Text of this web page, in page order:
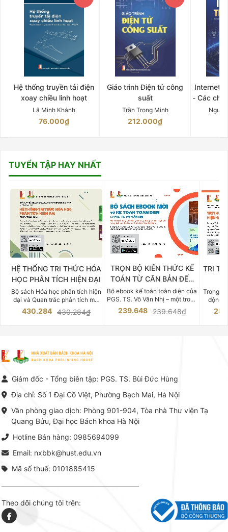
Hệ thống truyền tải điện
xoay chiều linh hoạt
Lã Minh Khánh
76.000₫
Giáo trình Điện tử công
suất
Trần Trọng Minh
212.000₫
Internet
- Các
TUYỂN TẬP HAY NHẤT
HỆ THỐNG TRI THỨC HÓA
HỌC PHÂN TÍCH HIỆN ĐẠI
Bộ sách Hóa học phân tích hiện
đại và Quan trắc phân tích môi
trường của Cố Giáo sư, Tiến sĩ
Phạm Luận là một trong những
vực Hóa học phân tích tại Việt
Nam hiện nay. Bộ sách mang
đến một hệ thống tri thức hoàn
thuật thực hành -> Ứng dụng
chuyên ngành, được NXB Bách
khoa Hà Nội ấn hành cả hai
phiên bản sách giấy và điện tử.
430.284 430.284₫
TRỌN BỘ KIẾN THỨC KẾ
TOÁN TỪ CĂN BẢN ĐẾN
CHUYÊN SÂU
Bộ ebook kế toán toàn diện của
PGS. TS. Võ Văn Nhị – một trong
những chuyên gia hàng đầu,
giàu kinh nghiệm trong lĩnh vực
239.648 239.648₫
TRI
Trong
động
việc
tế và
tín trong
lý. Các
Giám đốc - Tổng biên tập: PGS. TS. Bùi Đức Hùng
Địa chỉ: Số 1 Đại Cồ Việt, Phường Bạch Mai, Hà Nội
Văn phòng giao dịch: Phòng 901-904, Tòa nhà Thư viện Tạ
Quang Bửu, Đại học Bách khoa Hà Nội
Hotline Bán hàng: 0985694099
Email: nxbbk@hust.edu.vn
Mã số thuế: 0101885415
Theo dõi chúng tôi trên: